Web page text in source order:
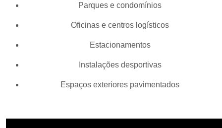
Parques e condomínios
Oficinas e centros logísticos
Estacionamentos
Instalações desportivas
Espaços exteriores pavimentados